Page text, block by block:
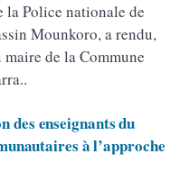
Police nationale de
Mounkoro, a rendu,
de la Commune
des enseignants du
à l’approche